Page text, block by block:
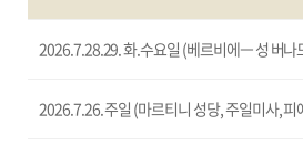
2026.7.28.29. 화.수요일 (베르비에ㅡ 성 버나
2026.7.26. 주일 (마르티니 성당, 주일미사, 피